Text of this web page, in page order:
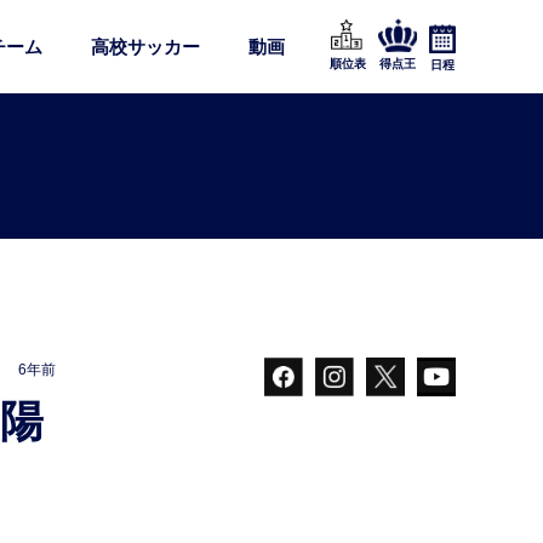
ーム 高校サッカー 動画
順位表 得点王 日程
6年前